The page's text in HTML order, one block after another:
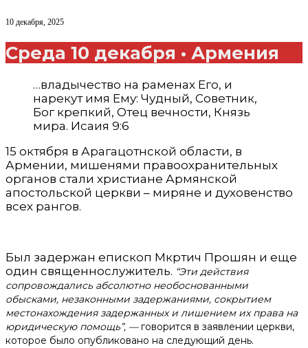
10 декабря, 2025
Среда 10 декабря • Армения
…владычество на раменах Его, и
нарекут имя Ему: Чудный, Советник,
Бог крепкий, Отец вечности, Князь
мира. Исаия 9:6
15 октября в Арагацотнской области, в
Армении, мишенями правоохранительных
органов стали христиане Армянской
апостольской церкви – миряне и духовенство
всех рангов.
Был задержан епископ Мкртич Прошян и еще
один священнослужитель. “Эти действия
сопровождались абсолютно необоснованными
обысками, незаконными задержаниями, сокрытием
местонахождения задержанных и лишением их права на
юридическую помощь”, —говорится в заявлении церкви,
которое было опубликовано на следующий день.